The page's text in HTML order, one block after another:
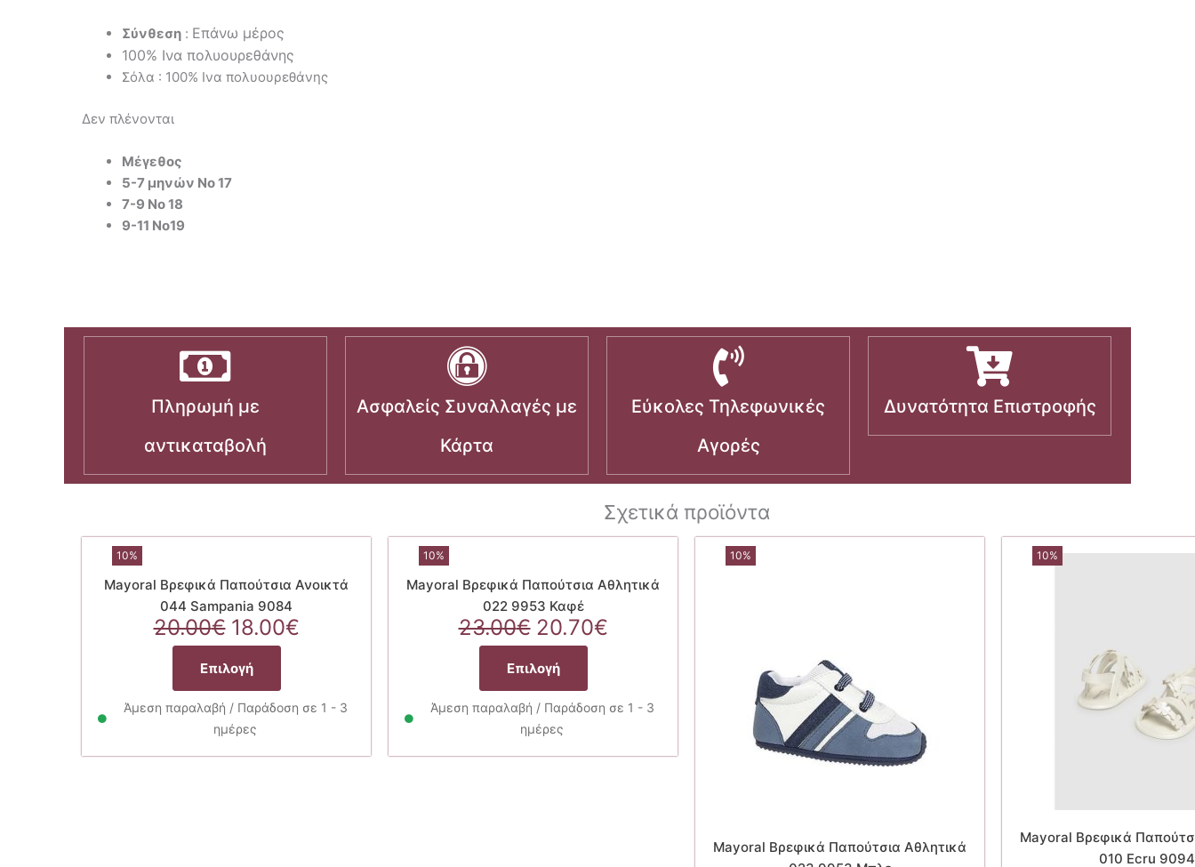
Σύνθεση : Επάνω μέρος
100% Ινα πολυουρεθάνης
Σόλα : 100% Ινα πολυουρεθάνης
Δεν πλένονται
Μέγεθος
5-7 μηνών Νο 17
7-9 Νο 18
9-11 Νο19
Πληρωμή με
αντικαταβολή
Ασφαλείς Συναλλαγές με
Κάρτα
Εύκολες Τηλεφωνικές
Αγορές
Δυνατότητα Επιστροφής
Σχετικά προϊόντα
10%
Mayoral Βρεφικά Παπούτσια Ανοικτά
044 Sampania 9084
20.00€ Original
price
was:
20.00€.
18.00€Η
18.00€.
Επιλογή
Αυτό
προϊόν
έχει
παραλλαγές.
Άμεση παραλαβή / Παράδοση σε 1 - 3
ημέρες
10%
Mayoral Βρεφικά Παπούτσια Αθλητικά
022 9953 Καφέ
23.00€ Original
price
was:
23.00€.
20.70€Η
20.70€.
Επιλογή
Αυτό
προϊόν
έχει
παραλλαγές.
Άμεση παραλαβή / Παράδοση σε 1 - 3
ημέρες
10%
Mayoral Βρεφικά Παπούτσια Αθλητικά
10%
Mayoral Βρεφικά
010 Ecru 9094